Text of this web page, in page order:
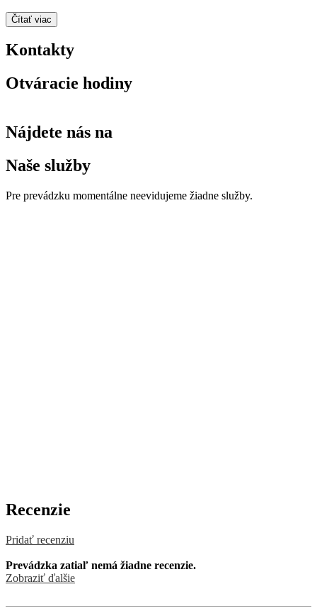
Čítať viac
Kontakty
Otváracie hodiny
Nájdete nás na
Naše služby
Pre prevádzku momentálne neevidujeme žiadne služby.
Recenzie
Pridať recenziu
Prevádzka zatiaľ nemá žiadne recenzie.
Zobraziť ďalšie